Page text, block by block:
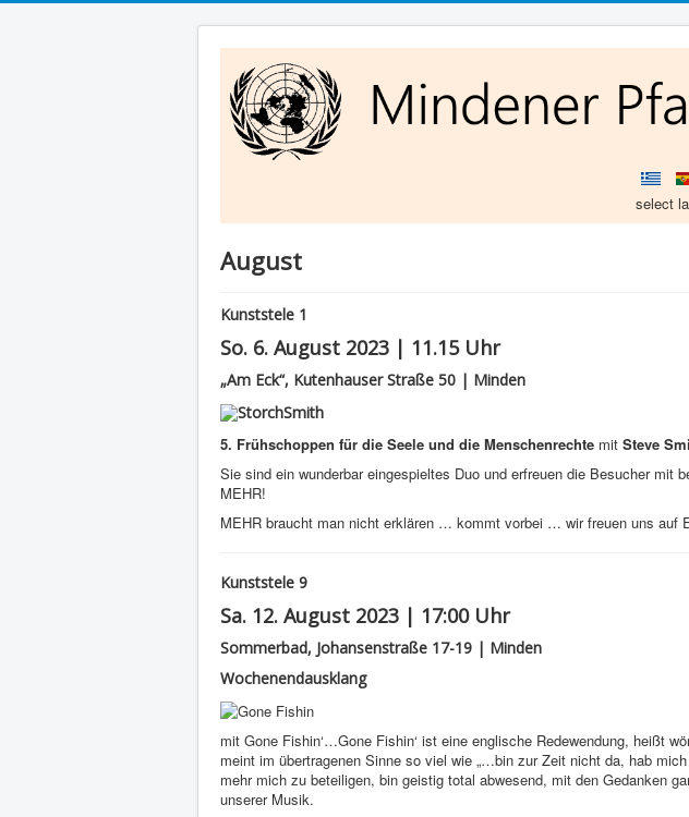
select
August
Kunststele 1
So. 6. August 2023 | 11.15 Uhr
„Am Eck“, Kutenhauser Straße 50 | Minden
5. Frühschoppen für die Seele und die Menschenrechte mit Steve
Sie sind ein wunderbar eingespieltes Duo und erfreuen die Besucher mit
MEHR!
MEHR braucht man nicht erklären … kommt vorbei … wir freuen uns auf
Kunststele 9
Sa. 12. August 2023 | 17:00 Uhr
Sommerbad, Johansenstraße 17-19 | Minden
Wochenendausklang
mit Gone Fishin‘…Gone Fishin‘ ist eine englische Redewendung, heißt
meint im übertragenen Sinne so viel wie „…bin zur Zeit nicht da, hab
mehr mich zu beteiligen, bin geistig total abwesend, mit den Gedanken
unserer Musik.